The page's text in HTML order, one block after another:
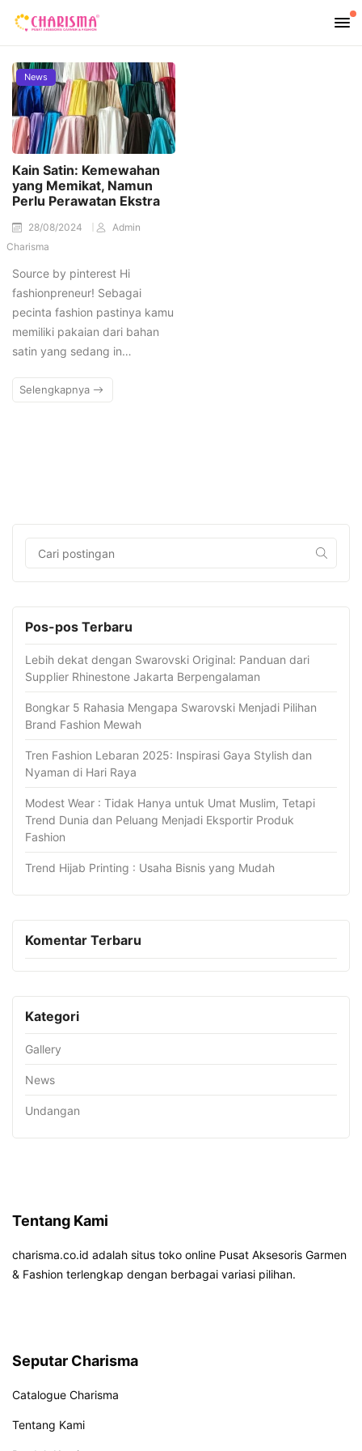
News
Kain Satin: Kemewahan
yang Memikat, Namun
Perlu Perawatan Ekstra
28/08/2024
Admin
Charisma
Source by pinterest Hi
fashionpreneur! Sebagai
pecinta fashion pastinya kamu
memiliki pakaian dari bahan
satin yang sedang in…
Selengkapnya
Pos-pos Terbaru
Lebih dekat dengan Swarovski Original: Panduan dari
Supplier Rhinestone Jakarta Berpengalaman
Bongkar 5 Rahasia Mengapa Swarovski Menjadi Pilihan
Brand Fashion Mewah
Tren Fashion Lebaran 2025: Inspirasi Gaya Stylish dan
Nyaman di Hari Raya
Modest Wear : Tidak Hanya untuk Umat Muslim, Tetapi
Trend Dunia dan Peluang Menjadi Eksportir Produk
Fashion
Trend Hijab Printing : Usaha Bisnis yang Mudah
Komentar Terbaru
Kategori
Gallery
News
Undangan
Tentang Kami
charisma.co.id adalah situs toko online Pusat Aksesoris Garmen
& Fashion terlengkap dengan berbagai variasi pilihan.
Seputar Charisma
Catalogue Charisma
Tentang Kami